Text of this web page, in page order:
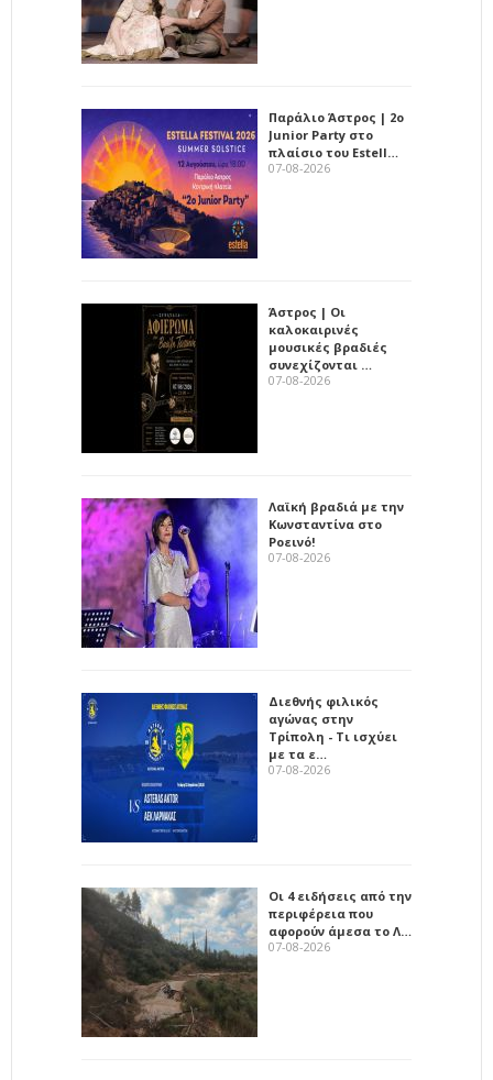
Παράλιο Άστρος | 2ο
Junior Party στο
πλαίσιο του Estell…
07-08-2026
Άστρος | Οι
καλοκαιρινές
μουσικές βραδιές
συνεχίζονται …
07-08-2026
Λαϊκή βραδιά με την
Κωνσταντίνα στο
Ροεινό!
07-08-2026
Διεθνής φιλικός
αγώνας στην
Τρίπολη - Τι ισχύει
με τα ε…
07-08-2026
Οι 4 ειδήσεις από την
περιφέρεια που
αφορούν άμεσα το Λ…
07-08-2026